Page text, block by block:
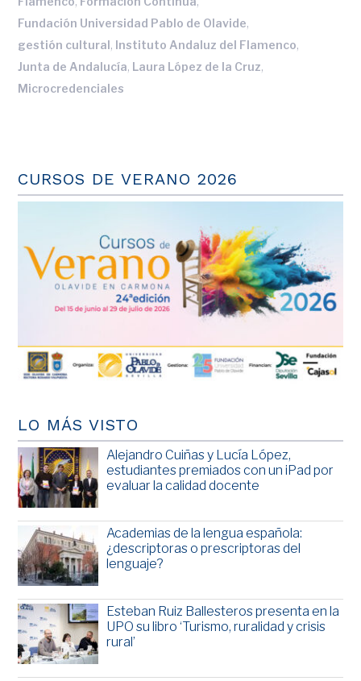
Fundación Universidad Pablo de Olavide,
gestión cultural, Instituto Andaluz del Flamenco,
Junta de Andalucía, Laura López de la Cruz,
Microcredenciales
CURSOS DE VERANO 2026
LO MÁS VISTO
Alejandro Cuiñas y Lucía López,
estudiantes premiados con un iPad por
evaluar la calidad docente
Academias de la lengua española:
¿descriptoras o prescriptoras del
lenguaje?
Esteban Ruiz Ballesteros presenta en la
UPO su libro ‘Turismo, ruralidad y crisis
rural’